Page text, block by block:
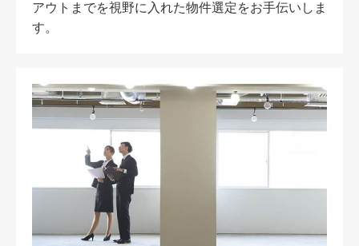
アウトまでを視野に入れた物件選定をお手伝いしま
す。